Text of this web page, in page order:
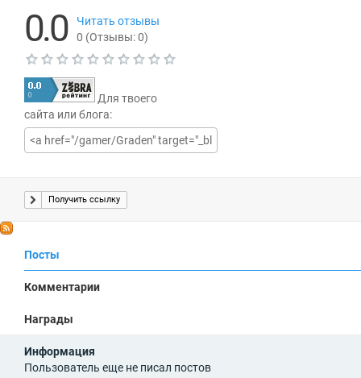
0.0
Читать отзывы
0 (Отзывы:0)
е
к
у
щ
а
я
ц
е
.
Для твоего
сайта или блога:
Получить ссылку
Посты
Комментарии
Награды
Информация
Пользователь еще не писал постов